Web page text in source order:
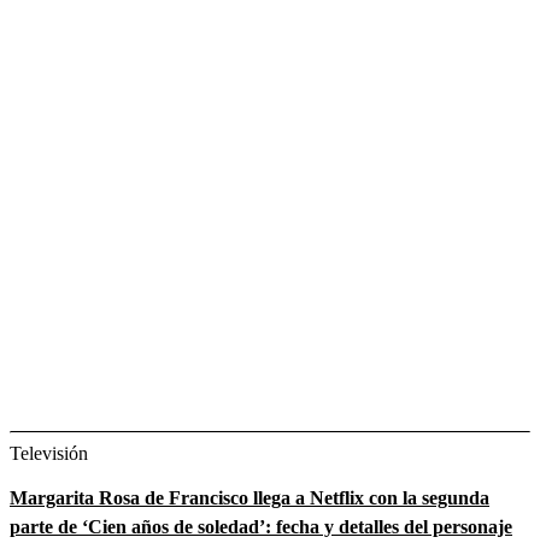
Televisión
Margarita Rosa de Francisco llega a Netflix con la segunda
parte de ‘Cien años de soledad’: fecha y detalles del personaje